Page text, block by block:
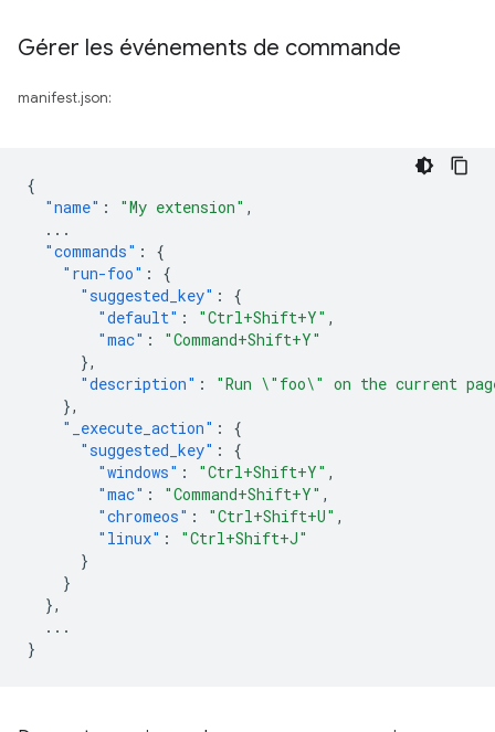
Gérer les événements de commande
manifest.json:
{
"name" : "My extension" ,
...
"commands" :
{
"run-foo" :
{
"suggested_key" :
{
"default" : "Ctrl+Shift+Y" ,
"mac" :
"Command+Shift+Y"
},
"description" :
"Run \"foo\" on the current
},
"_execute_action" :
{
"suggested_key" :
{
"windows" : "Ctrl+Shift+Y" ,
"mac" : "Command+Shift+Y" ,
"chromeos" : "Ctrl+Shift+U" ,
"linux" :
"Ctrl+Shift+J"
}
}
},
...
}